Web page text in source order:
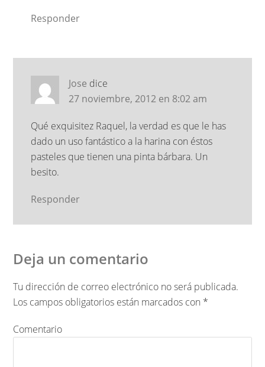
Responder
Jose dice
27 noviembre, 2012 en 8:02 am
Qué exquisitez Raquel, la verdad es que le has
dado un uso fantástico a la harina con éstos
pasteles que tienen una pinta bárbara. Un
besito.
Responder
Deja un comentario
Tu dirección de correo electrónico no será publicada.
Los campos obligatorios están marcados con *
Comentario